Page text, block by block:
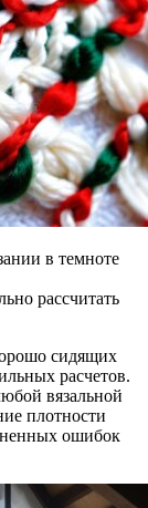
в темноте
рассчитать
сидящих
расчетов.
вязальной
плотности
ошибок